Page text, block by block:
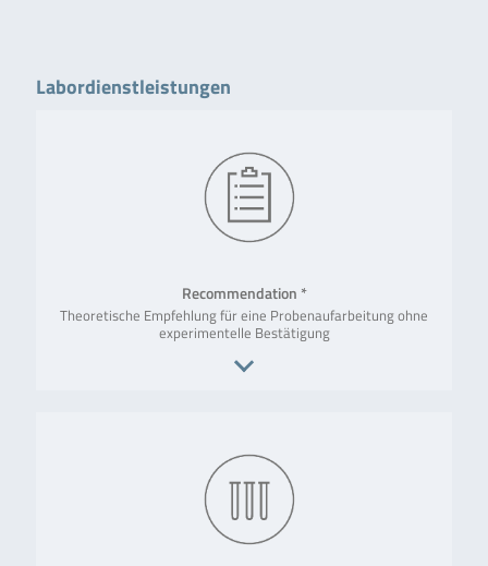
Labordienstleistungen
Recommendation *
Theoretische Empfehlung für eine Probenaufarbeitung ohne
experimentelle Bestätigung
* Recommendations basieren nicht auf Testungen von R-Biopharm,
sondern auf allgemeinen oder konkreten Erfahrungen der R-
Biopharm AG. Recommendations sind weder verfiziert noch